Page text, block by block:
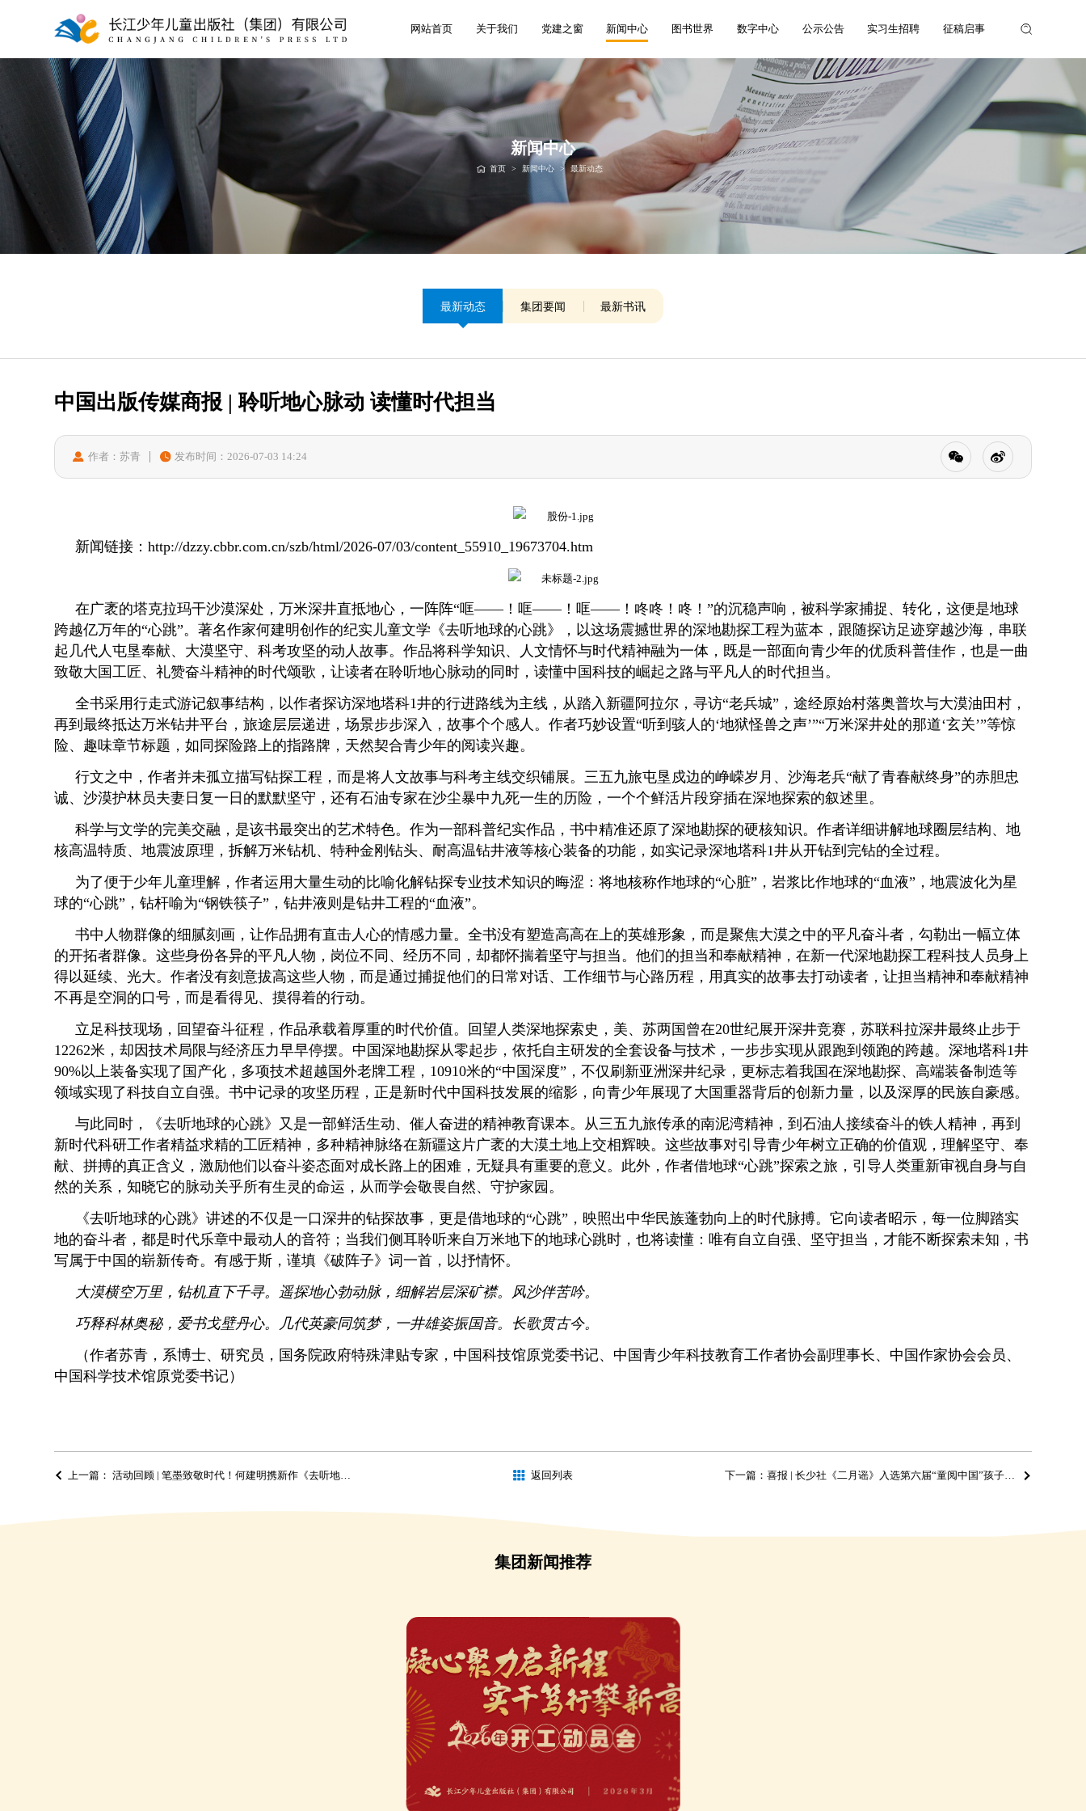
网站首页 关于我们 党建之窗 新闻中心 图书世界 数字中心 公示公告 实习生招聘 征稿启事
新闻中心
首页 > 新闻中心 > 最新动态
最新动态 集团要闻 最新书讯
中国出版传媒商报 | 聆听地心脉动 读懂时代担当
作者：苏青 发布时间：2026-07-03 14:24
新闻链接：http://dzzy.cbbr.com.cn/szb/html/2026-07/03/content_55910_19673704.htm
在广袤的塔克拉玛干沙漠深处，万米深井直抵地心，一阵阵“哐——！哐——！哐——！咚咚！咚！”的沉稳声响，被科学家捕捉、转化，这便是地球
跨越亿万年的“心跳”。著名作家何建明创作的纪实儿童文学《去听地球的心跳》，以这场震撼世界的深地勘探工程为蓝本，跟随探访足迹穿越沙海，串联
起几代人屯垦奉献、大漠坚守、科考攻坚的动人故事。作品将科学知识、人文情怀与时代精神融为一体，既是一部面向青少年的优质科普佳作，也是一曲
致敬大国工匠、礼赞奋斗精神的时代颂歌，让读者在聆听地心脉动的同时，读懂中国科技的崛起之路与平凡人的时代担当。
全书采用行走式游记叙事结构，以作者探访深地塔科1井的行进路线为主线，从踏入新疆阿拉尔，寻访“老兵城”，途经原始村落奥普坎与大漠油田村，
再到最终抵达万米钻井平台，旅途层层递进，场景步步深入，故事个个感人。作者巧妙设置“听到骇人的‘地狱怪兽之声’”“万米深井处的那道‘玄关’”等惊
险、趣味章节标题，如同探险路上的指路牌，天然契合青少年的阅读兴趣。
行文之中，作者并未孤立描写钻探工程，而是将人文故事与科考主线交织铺展。三五九旅屯垦戍边的峥嵘岁月、沙海老兵“献了青春献终身”的赤胆忠
诚、沙漠护林员夫妻日复一日的默默坚守，还有石油专家在沙尘暴中九死一生的历险，一个个鲜活片段穿插在深地探索的叙述里。
科学与文学的完美交融，是该书最突出的艺术特色。作为一部科普纪实作品，书中精准还原了深地勘探的硬核知识。作者详细讲解地球圈层结构、地
核高温特质、地震波原理，拆解万米钻机、特种金刚钻头、耐高温钻井液等核心装备的功能，如实记录深地塔科1井从开钻到完钻的全过程。
为了便于少年儿童理解，作者运用大量生动的比喻化解钻探专业技术知识的晦涩：将地核称作地球的“心脏”，岩浆比作地球的“血液”，地震波化为星
球的“心跳”，钻杆喻为“钢铁筷子”，钻井液则是钻井工程的“血液”。
书中人物群像的细腻刻画，让作品拥有直击人心的情感力量。全书没有塑造高高在上的英雄形象，而是聚焦大漠之中的平凡奋斗者，勾勒出一幅立体
的开拓者群像。这些身份各异的平凡人物，岗位不同、经历不同，却都怀揣着坚守与担当。他们的担当和奉献精神，在新一代深地勘探工程科技人员身上
得以延续、光大。作者没有刻意拔高这些人物，而是通过捕捉他们的日常对话、工作细节与心路历程，用真实的故事去打动读者，让担当精神和奉献精神
不再是空洞的口号，而是看得见、摸得着的行动。
立足科技现场，回望奋斗征程，作品承载着厚重的时代价值。回望人类深地探索史，美、苏两国曾在20世纪展开深井竞赛，苏联科拉深井最终止步于
12262米，却因技术局限与经济压力早早停摆。中国深地勘探从零起步，依托自主研发的全套设备与技术，一步步实现从跟跑到领跑的跨越。深地塔科1井
90%以上装备实现了国产化，多项技术超越国外老牌工程，10910米的“中国深度”，不仅刷新亚洲深井纪录，更标志着我国在深地勘探、高端装备制造等
领域实现了科技自立自强。书中记录的攻坚历程，正是新时代中国科技发展的缩影，向青少年展现了大国重器背后的创新力量，以及深厚的民族自豪感。
与此同时，《去听地球的心跳》又是一部鲜活生动、催人奋进的精神教育课本。从三五九旅传承的南泥湾精神，到石油人接续奋斗的铁人精神，再到
新时代科研工作者精益求精的工匠精神，多种精神脉络在新疆这片广袤的大漠土地上交相辉映。这些故事对引导青少年树立正确的价值观，理解坚守、奉
献、拼搏的真正含义，激励他们以奋斗姿态面对成长路上的困难，无疑具有重要的意义。此外，作者借地球“心跳”探索之旅，引导人类重新审视自身与自
然的关系，知晓它的脉动关乎所有生灵的命运，从而学会敬畏自然、守护家园。
《去听地球的心跳》讲述的不仅是一口深井的钻探故事，更是借地球的“心跳”，映照出中华民族蓬勃向上的时代脉搏。它向读者昭示，每一位脚踏实
地的奋斗者，都是时代乐章中最动人的音符；当我们侧耳聆听来自万米地下的地球心跳时，也将读懂：唯有自立自强、坚守担当，才能不断探索未知，书
写属于中国的崭新传奇。有感于斯，谨填《破阵子》词一首，以抒情怀。
大漠横空万里，钻机直下千寻。遥探地心勃动脉，细解岩层深矿襟。风沙伴苦吟。
巧释科林奥秘，爱书戈壁丹心。几代英豪同筑梦，一井雄姿振国音。长歌贯古今。
（作者苏青，系博士、研究员，国务院政府特殊津贴专家，中国科技馆原党委书记、中国青少年科技教育工作者协会副理事长、中国作家协会会员、
中国科学技术馆原党委书记）
上一篇： 活动回顾 | 笔墨致敬时代！何建明携新作《去听地球的心跳》亮相苏州 返回列表 下一篇：喜报 | 长少社《二月谣》入选第六届“童阅中国”孩子们喜爱的原创好童书年度书目
集团新闻推荐